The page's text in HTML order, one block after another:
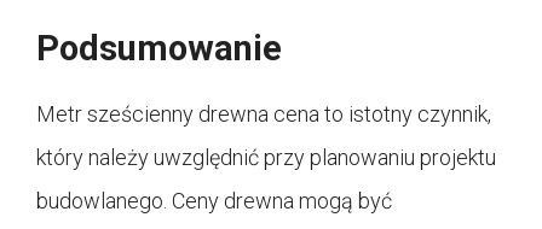
Podsumowanie
Metr sześcienny drewna cena to istotny czynnik,
który należy uwzględnić przy planowaniu projektu
budowlanego. Ceny drewna mogą być